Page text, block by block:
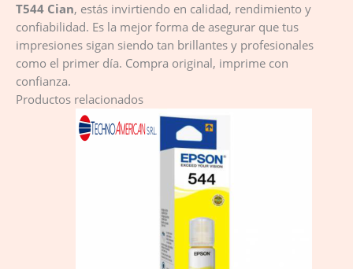
T544 Cian, estás invirtiendo en calidad, rendimiento y
confiabilidad. Es la mejor forma de asegurar que tus
impresiones sigan siendo tan brillantes y profesionales
como el primer día. Compra original, imprime con
confianza.
Productos relacionados